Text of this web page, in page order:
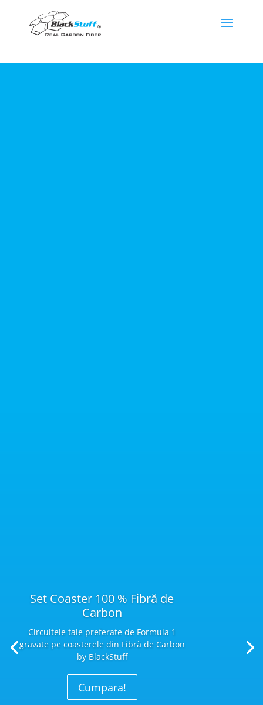
Set Coaster 100 % Fibră de
Carbon
Circuitele tale preferate de Formula 1
gravate pe coasterele din Fibră de Carbon
by BlackStuff
Cumpara!